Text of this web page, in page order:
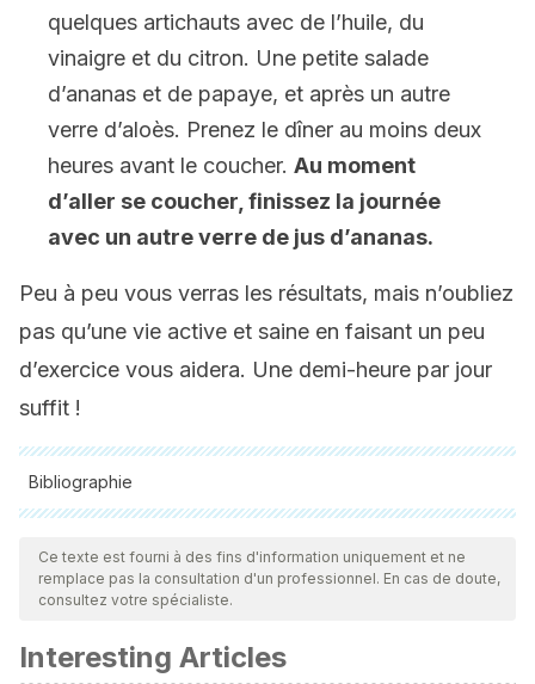
quelques artichauts avec de l’huile, du
vinaigre et du citron. Une petite salade
d’ananas et de papaye, et après un autre
verre d’aloès. Prenez le dîner au moins deux
heures avant le coucher. Au moment
d’aller se coucher, finissez la journée
avec un autre verre de jus d’ananas.
Peu à peu vous verras les résultats, mais n’oubliez
pas qu’une vie active et saine en faisant un peu
d’exercice vous aidera. Une demi-heure par jour
suffit !
Bibliographie
Toutes les sources citées ont été examinées en profondeur
par notre équipe pour garantir leur qualité, leur fiabilité, leur
actualité et leur validité. La bibliographie de cet article a été
ou scientifique
Ce texte est fourni à des fins d'information uniquement et ne
remplace pas la consultation d'un professionnel. En cas de doute,
consultez votre spécialiste.
Interesting Articles